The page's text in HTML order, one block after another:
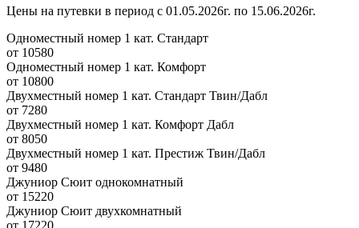
Цены на путевки в период с 01.05.2026г. по 15.06.2026г.
Одноместный номер 1 кат. Стандарт
от 10580
Одноместный номер 1 кат. Комфорт
от 10800
Двухместный номер 1 кат. Стандарт Твин/Дабл
от 7280
Двухместный номер 1 кат. Комфорт Дабл
от 8050
Двухместный номер 1 кат. Престиж Твин/Дабл
от 9480
Джуниор Сюит однокомнатный
от 15220
Джуниор Сюит двухкомнатный